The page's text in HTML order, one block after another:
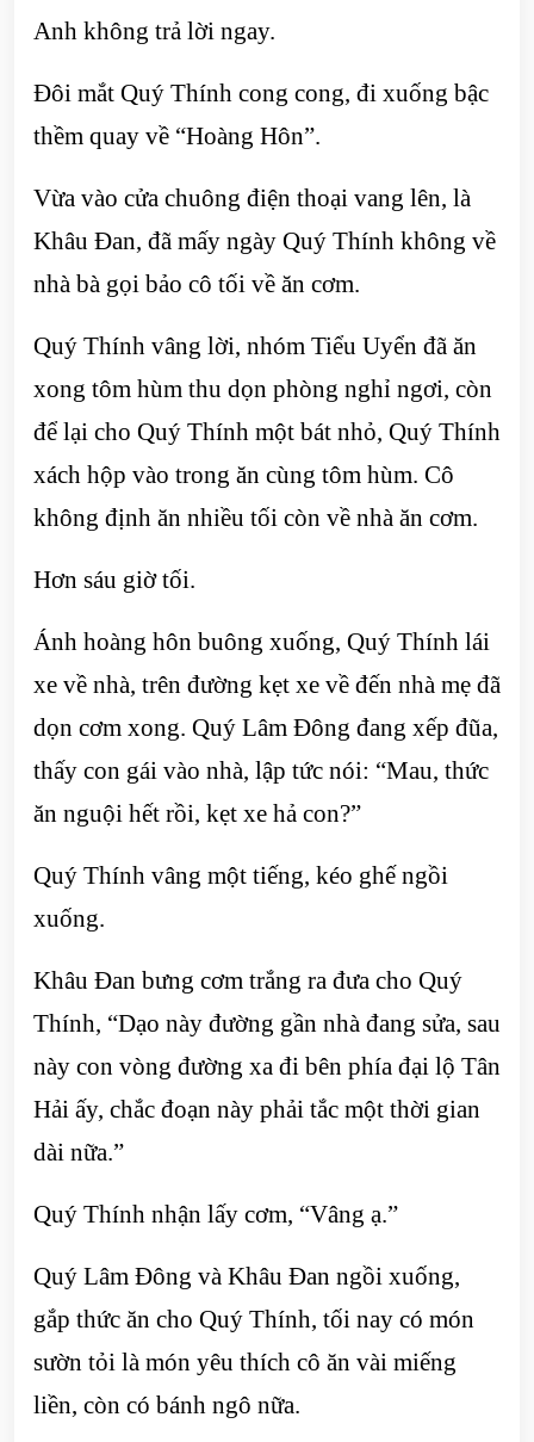
Anh không trả lời ngay.
Đôi mắt Quý Thính cong cong, đi xuống bậc
thềm quay về “Hoàng Hôn”.
Vừa vào cửa chuông điện thoại vang lên, là
Khâu Đan, đã mấy ngày Quý Thính không về
nhà bà gọi bảo cô tối về ăn cơm.
Quý Thính vâng lời, nhóm Tiểu Uyển đã ăn
xong tôm hùm thu dọn phòng nghỉ ngơi, còn
để lại cho Quý Thính một bát nhỏ, Quý Thính
xách hộp vào trong ăn cùng tôm hùm. Cô
không định ăn nhiều tối còn về nhà ăn cơm.
Hơn sáu giờ tối.
Ánh hoàng hôn buông xuống, Quý Thính lái
xe về nhà, trên đường kẹt xe về đến nhà mẹ đã
dọn cơm xong. Quý Lâm Đông đang xếp đũa,
thấy con gái vào nhà, lập tức nói: “Mau, thức
ăn nguội hết rồi, kẹt xe hả con?”
Quý Thính vâng một tiếng, kéo ghế ngồi
xuống.
Khâu Đan bưng cơm trắng ra đưa cho Quý
Thính, “Dạo này đường gần nhà đang sửa, sau
này con vòng đường xa đi bên phía đại lộ Tân
Hải ấy, chắc đoạn này phải tắc một thời gian
dài nữa.”
Quý Thính nhận lấy cơm, “Vâng ạ.”
Quý Lâm Đông và Khâu Đan ngồi xuống,
gắp thức ăn cho Quý Thính, tối nay có món
sườn tỏi là món yêu thích cô ăn vài miếng
liền, còn có bánh ngô nữa.